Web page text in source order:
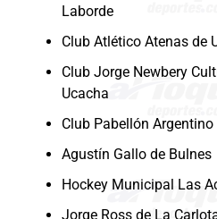
Laborde
Club Atlético Atenas de
Club Jorge Newbery
Ucacha
Club Pabellón
Agustín Gallo de Bulnes
Hockey Municipal Las
Jorge Ross de La